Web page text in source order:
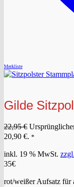
Merkliste
Gilde
22,95€
20,90 €. *
inkl. 19 % MwSt.
35€
rot/weißer Aufsatz für